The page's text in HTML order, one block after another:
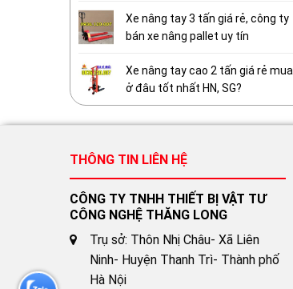
Xe nâng tay 3 tấn giá rẻ, công ty
bán xe nâng pallet uy tín
Xe nâng tay cao 2 tấn giá rẻ mua
ở đâu tốt nhất HN, SG?
THÔNG TIN LIÊN HỆ
CÔNG TY TNHH THIẾT BỊ VẬT TƯ
CÔNG NGHỆ THĂNG LONG
Trụ sở: Thôn Nhị Châu- Xã Liên
Ninh- Huyện Thanh Trì- Thành phố
Hà Nội